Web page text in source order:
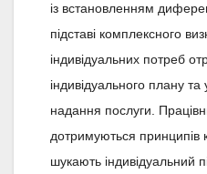
із встановленням
підставі комплексного
індивідуальних потреб
індивідуального плану
надання послуги.
дотримуються принципів
шукають індивідуальний